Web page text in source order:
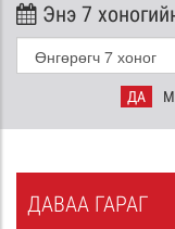
Энэ 7
ДА
ДАВАА ГАРАГ